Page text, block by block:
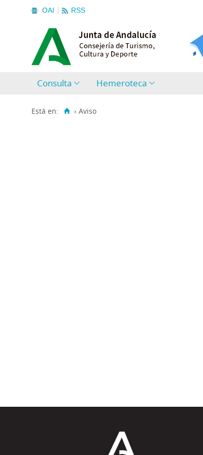
OAI RSS
Consulta Hemeroteca
Está en: › Aviso